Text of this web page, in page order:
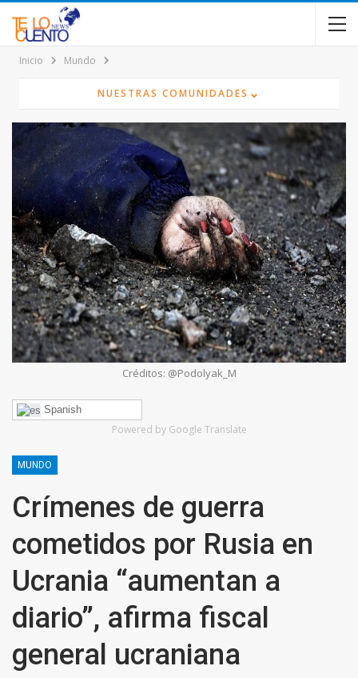
Inicio Mundo
NUESTRAS COMUNIDADES ⌄
Créditos: @Podolyak_M
Spanish
Powered by Google Translate
MUNDO
Crímenes de guerra
cometidos por Rusia en
Ucrania “aumentan a
diario”, afirma fiscal
general ucraniana